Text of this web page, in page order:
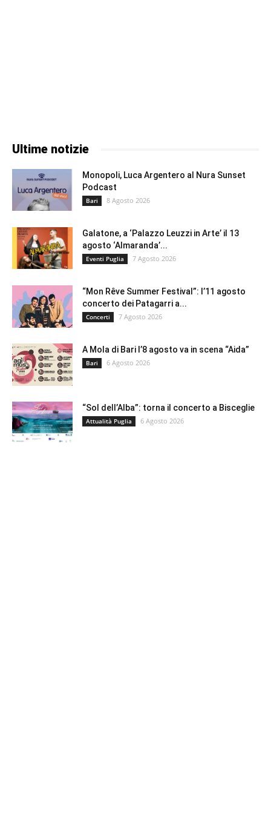
Ultime notizie
Monopoli, Luca Argentero al Nura Sunset
Podcast
Bari 8 Agosto 2026
Galatone, a ‘Palazzo Leuzzi in Arte’ il 13
agosto ‘Almaranda’...
Eventi Puglia 7 Agosto 2026
“Mon Rêve Summer Festival”: l’11 agosto
concerto dei Patagarri a...
Concerti 7 Agosto 2026
A Mola di Bari l’8 agosto va in scena “Aida”
Bari 6 Agosto 2026
“Sol dell’Alba”: torna il concerto a Bisceglie
Attualità Puglia 6 Agosto 2026